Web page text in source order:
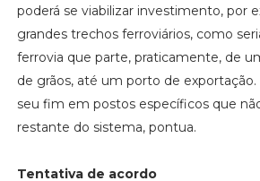
poderá se viabilizar investimento, por
grandes trechos ferroviários, como
ferrovia que parte, praticamente, de
de grãos, até um porto de
seu fim em postos específicos que
restante do sistema, pontua.
Tentativa de acordo